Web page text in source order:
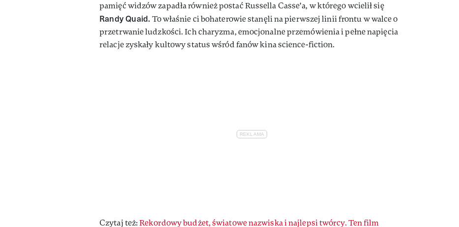
pamięć widzów zapadła również postać Russella Casse'a, w którego wcielił się
Randy Quaid. To właśnie ci bohaterowie stanęli na pierwszej linii frontu w walce o
przetrwanie ludzkości. Ich charyzma, emocjonalne przemówienia i pełne napięcia
relacje zyskały kultowy status wśród fanów kina science-fiction.
Czytaj też:Rekordowy budżet, światowe nazwiska i najlepsi twórcy. Ten film